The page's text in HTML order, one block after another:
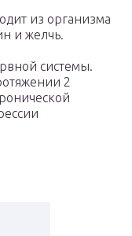
из организма
и желчь.
системы.
2